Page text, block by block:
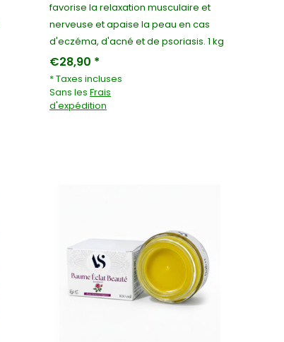
favorise la relaxation musculaire et
nerveuse et apaise la peau en cas
d'eczéma, d'acné et de psoriasis. 1 kg
€28,90 *
* Taxes incluses
Sans les Frais
d'expédition